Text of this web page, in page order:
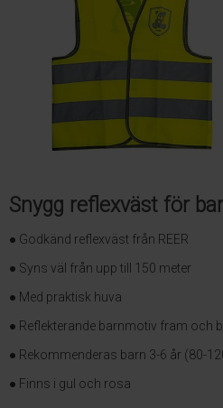
Snygg reflexväst för
● Godkänd reflexväst från REER
● Syns väl från upp till 150 meter
● Med praktisk huva
● Reflekterande barnmotiv fram och
● Rekommenderas barn 3-6 år (80-
● Finns i gul och rosa